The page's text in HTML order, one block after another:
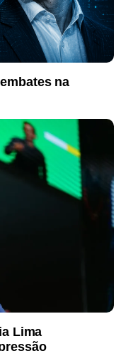
na
Lima